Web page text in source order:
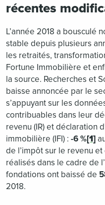
récentes
L’année 2018 a bousculé
stable depuis plusieurs
les retraités,
Fortune Immobilière et
la source. Recherches et
baisse annoncée par le
s’appuyant sur les
contribuables dans leur
revenu (IR) et déclaration
immobilière (IFI) : -6 %[1]
de l’impôt sur le revenu
réalisés dans le cadre de
fondations ont baissé de
2018.